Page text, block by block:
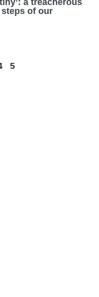
a treacherous
of our
5